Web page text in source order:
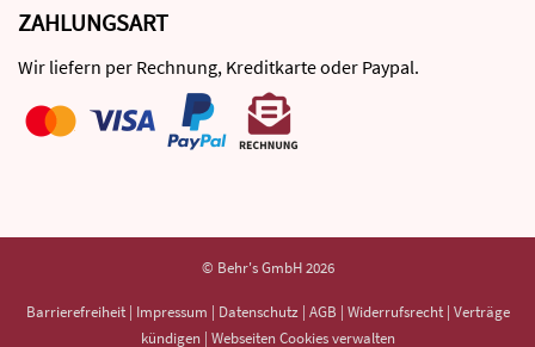
ZAHLUNGSART
Wir liefern per Rechnung, Kreditkarte oder Paypal.
© Behr's GmbH 2026
Barrierefreiheit | Impressum | Datenschutz | AGB | Widerrufsrecht | Verträge
kündigen | Webseiten Cookies verwalten